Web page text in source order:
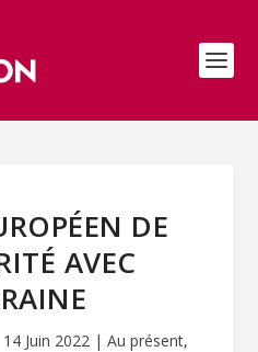
DE
AVEC
14 Juin 2022| Au présent,